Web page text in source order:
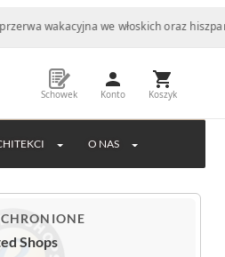
wakacyjna we włoskich oraz
Schowek Konto Koszyk
O NAS
Shops